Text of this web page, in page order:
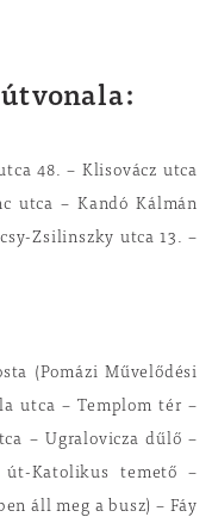
48. – Klisovácz utca
utca – Kandó Kálmán
Zsilinszky utca 13. –
(Pomázi Művelődési
utca – Templom tér –
– Ugralovicza dűlő –
út-Katolikus temető –
áll meg a busz) – Fáy